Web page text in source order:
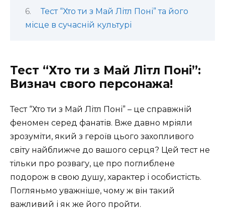
Тест “Хто ти з Май Літл Поні” та його
місце в сучасній культурі
Тест “Хто ти з Май Літл Поні”:
Визнач свого персонажа!
Тест “Хто ти з Май Літл Поні” – це справжній
феномен серед фанатів. Вже давно мріяли
зрозуміти, який з героїв цього захопливого
світу найближче до вашого серця? Цей тест не
тільки про розвагу, це про поглиблене
подорож в свою душу, характер і особистість.
Погляньмо уважніше, чому ж він такий
важливий і як же його пройти.